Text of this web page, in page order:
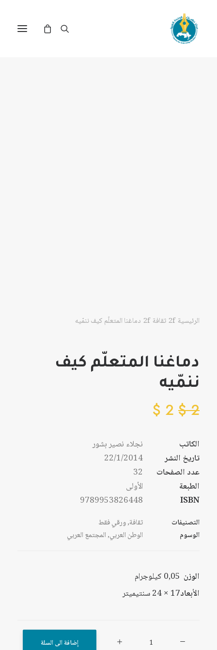
الرئيسية ثقافة دماغنا المتعلّم كيف ننمّيه
دماغنا المتعلّم كيف
ننمّيه
2
$
2
$
الكاتب
نجلاء نصير بشور
تاريخ النشر
22/1/2014
عدد الصفحات
32
الطبعة
الأولى
ISBN
9789953826448
التصنيفات ثقافة,ورقي فقط
الوسوم
الوطن العربي,المجتمع العربي
الوزن 0,05 كيلوجرام
الأبعاد17 × 24 سنتيميتر
إضافة الى السلة